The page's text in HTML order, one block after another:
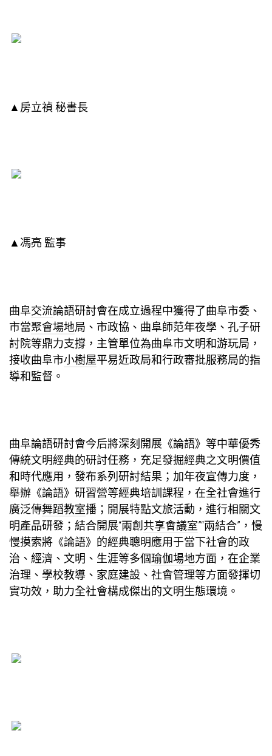
▲房立禎 秘書長
▲馮亮 監事
曲阜交流論語研討會在成立過程中獲得了曲阜市委、
市當聚會場地局、市政協、曲阜師范年夜學、孔子研
討院等鼎力支撐，主管單位為曲阜市文明和游玩局，
接收曲阜市小樹屋平易近政局和行政審批服務局的指
導和監督。
曲阜論語研討會今后將深刻開展《論語》等中華優秀
傳統文明經典的研討任務，充足發掘經典之文明價值
和時代應用，發布系列研討結果；加年夜宣傳力度，
舉辦《論語》研習營等經典培訓課程，在全社會進行
廣泛傳舞蹈教室播；開展特點文旅活動，進行相關文
明產品研發；結合開展“兩創 共享會議室”“兩結合”，慢
慢摸索將《論語》的經典聰明應用于當下社會的政
治、經濟、文明、生涯等多個瑜伽場地方面，在企業
治理、學校教導、家庭建設、社會管理等方面發揮切
實功效，助力全社會構成傑出的文明生態環境。